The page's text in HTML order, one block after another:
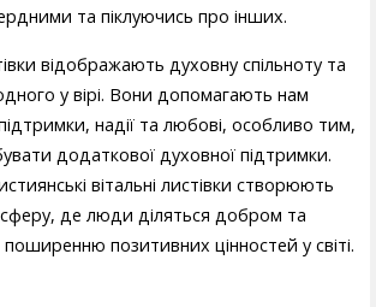
та піклуючись про інших.
відображають духовну спільноту та
у вірі. Вони допомагають нам
надії та любові, особливо тим,
додаткової духовної підтримки.
вітальні листівки створюють
де люди діляться добром та
позитивних цінностей у світі.